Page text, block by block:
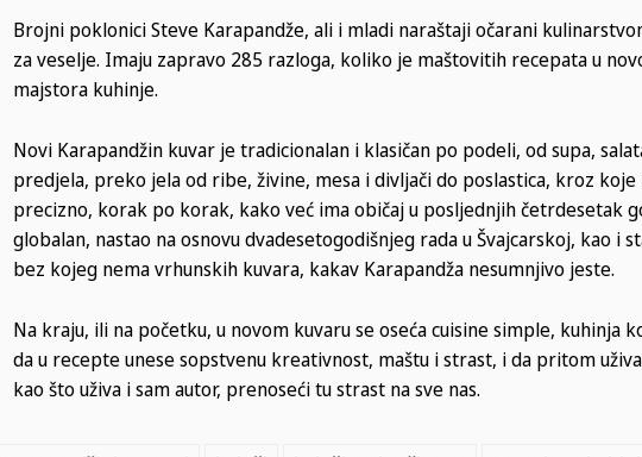
Brojni poklonici Steve Karapandže, ali i mladi naraštaji očarani
za veselje. Imaju zapravo 285 razloga, koliko je maštovitih recepata u
majstora kuhinje.
Novi Karapandžin kuvar je tradicionalan i klasičan po podeli, od supa,
predjela, preko jela od ribe, živine, mesa i divljači do poslastica, kroz koje
precizno, korak po korak, kako već ima običaj u posljednjih četrdesetak
globalan, nastao na osnovu dvadesetogodišnjeg rada u Švajcarskoj, kao i
bez kojeg nema vrhunskih kuvara, kakav Karapandža nesumnjivo jeste.
Na kraju, ili na početku, u novom kuvaru se oseća cuisine simple, kuhinja
da u recepte unese sopstvenu kreativnost, maštu i strast, i da pritom
kao što uživa i sam autor, prenoseći tu strast na sve nas.